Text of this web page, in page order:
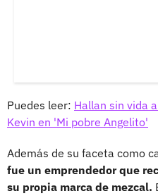
Puedes leer: Hallan sin vida
Kevin en 'Mi pobre Angelito'
Además de su faceta como
fue un emprendedor que
su propia marca de mezcal.